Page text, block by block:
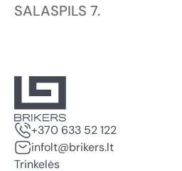
SALASPILS 7.
+370 633 52 122
infolt@brikers.lt
Trinkelės